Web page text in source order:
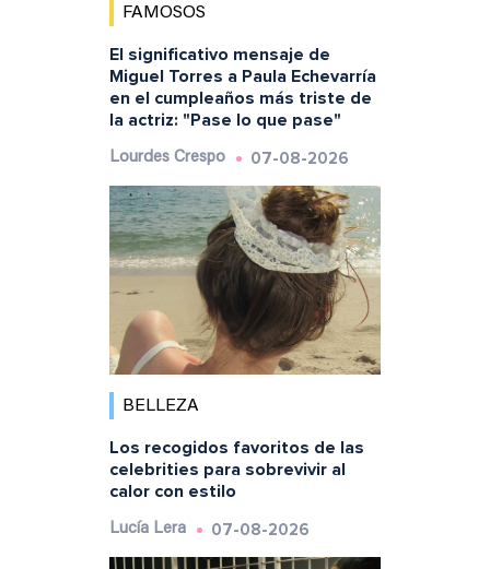
FAMOSOS
El significativo mensaje de
Miguel Torres a Paula Echevarría
en el cumpleaños más triste de
la actriz: "Pase lo que pase"
Lourdes Crespo 07-08-2026
BELLEZA
Los recogidos favoritos de las
celebrities para sobrevivir al
calor con estilo
Lucía Lera 07-08-2026